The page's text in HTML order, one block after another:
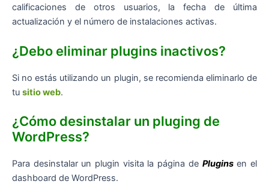
calificaciones de otros usuarios, la fecha de última
actualización y el número de instalaciones activas.
¿Debo eliminar plugins inactivos?
Si no estás utilizando un plugin, se recomienda eliminarlo de
tu sitio web.
¿Cómo desinstalar un pluging de
WordPress?
Para desinstalar un plugin visita la página de Pluginsen el
dashboard de WordPress.